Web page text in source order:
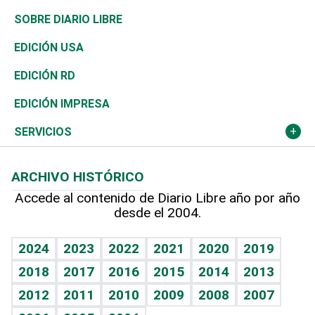
José Boquete
Reportajes
Asia
África
Ocenanía
Caribe
Resto del mundo
Consumo
Vivienda
Telecom.
Global y variable
Economía personal
Belleza
Buena Vida
Sociales
Novedades
Podcast Arte Libre
Hablando con el pediatra
Vida y familia
Eñe
Celebrando la vida
Golf
Ciclismo
Tenis
Olimpismo
Más deportes
Línea de hit
TBT Deportivo
De buena tinta
En Directo
El Espía
Noticiero Poteleche
Columnistas
Clima
Tecnología
Historia
Martes de tecnología
Cambio climático
Mundo
Economía
Revista
Deportes
Opinión
Hecho en casa
Guía del dinero
SOBRE DIARIO LIBRE
EDICIÓN USA
EDICIÓN RD
EDICIÓN IMPRESA
SERVICIOS
Cumpleaños
Horóscopos
Crucigramas
ARCHIVO HISTÓRICO
Accede al contenido de Diario Libre año por año
desde el 2004.
2024 2023 2022 2021 2020
2019
2018
2017 2016 2015 2014
2013
2012
2011 2010 2009 2008
2007